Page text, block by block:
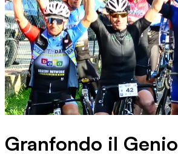
Granfondo il Genio